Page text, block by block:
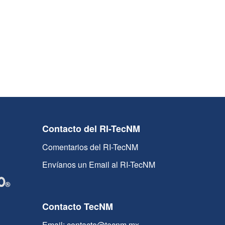
Contacto del RI-TecNM
Comentarios del RI-TecNM
Envíanos un Email al RI-TecNM
Contacto TecNM